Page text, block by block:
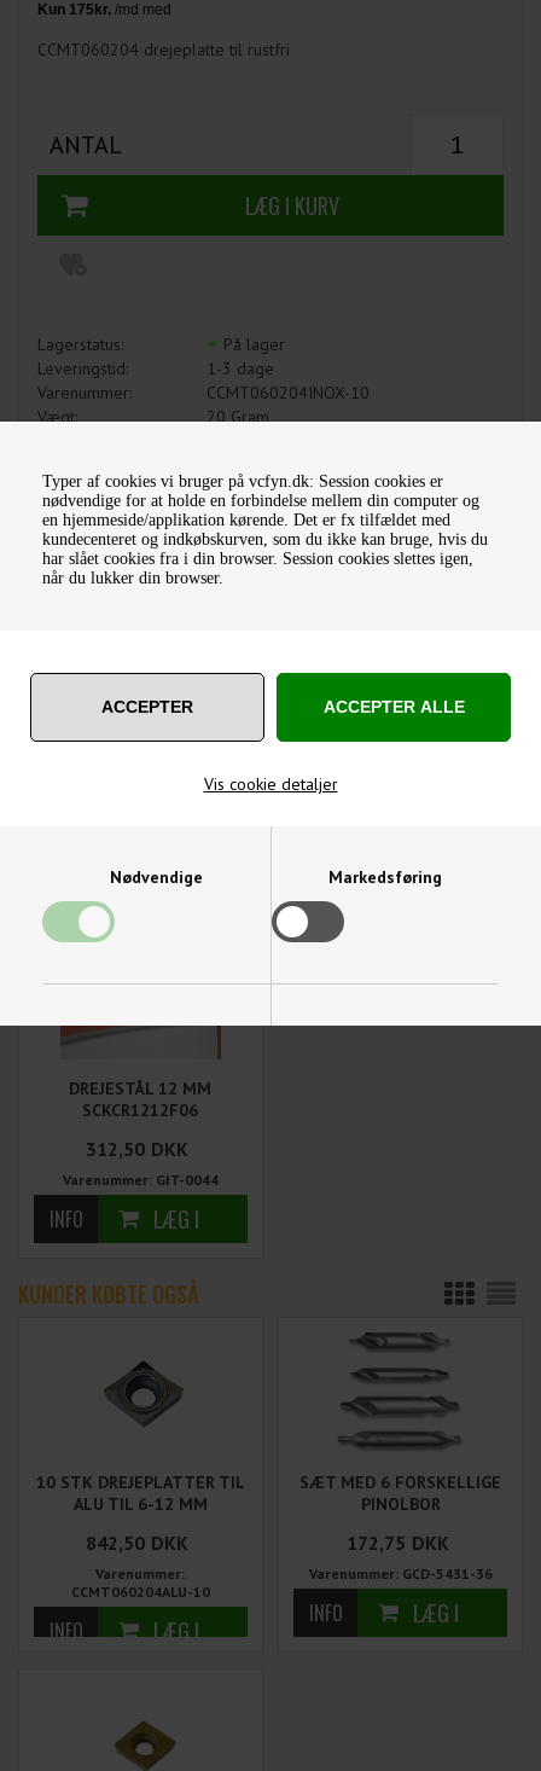
Typer af cookies vi bruger på vcfyn.dk: Session cookies er
nødvendige for at holde en forbindelse mellem din computer og
en hjemmeside/applikation kørende. Det er fx tilfældet med
kundecenteret og indkøbskurven, som du ikke kan bruge, hvis du
har slået cookies fra i din browser. Session cookies slettes igen,
når du lukker din browser.
Vis cookie detaljer
Nødvendige Markedsføring
Funktionelle
CCMT060204 drejeplatte til rustfri
ANTAL
På lager
Lagerstatus:
1-3 dage
Leveringstid:
CCMT060204INOX-10
Varenummer:
20Gram
Vægt:
OM PRODUKTET
CCMT060204 drejeplatte til rustfri stål fra Garvin Tools
Passer til 6-8-10-12 mm drejestål fra Garvin Tools
PRODUKTER
DREJESTÅL 12 MM
SCKCR1212F06
312,50 DKK
Varenummer: GIT-0044
KUNDER KØBTE OGSÅ
10 STK DREJEPLATTER TIL
ALU TIL 6-12 MM
842,50 DKK
Varenummer:
CCMT060204ALU-10
SÆT MED 6 FORSKELLIGE
PINOLBOR
172,75 DKK
Varenummer: GCD-5431-36